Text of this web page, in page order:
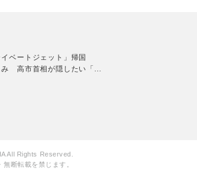
ベートジェット」帰国
み 高市首相が隠したい「...
All Rights Reserved.
断転載を禁じます。